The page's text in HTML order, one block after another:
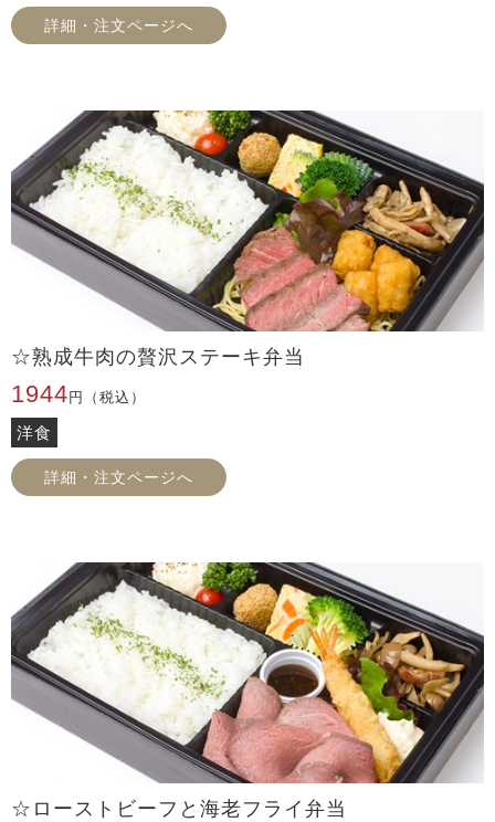
詳細・注文ページへ
☆熟成牛肉の贅沢ステーキ弁当
1944 円（税込）
洋食
詳細・注文ページへ
☆ローストビーフと海老フライ弁当